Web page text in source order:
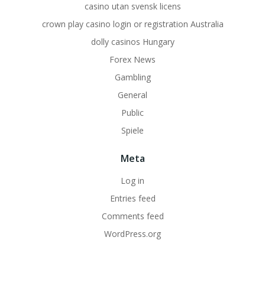
casino utan svensk licens
crown play casino login or registration Australia
dolly casinos Hungary
Forex News
Gambling
General
Public
Spiele
Meta
Log in
Entries feed
Comments feed
WordPress.org